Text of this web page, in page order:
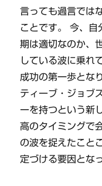
言っても過言では
ことです。 今、自
期は適切なのか、
している波に乗れ
成功の第一歩とな
ティーブ・ジョブ
ーを持つという新
高のタイミングで
の波を捉えたこと
定づける要因とな